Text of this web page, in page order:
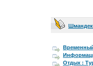
Отдых :